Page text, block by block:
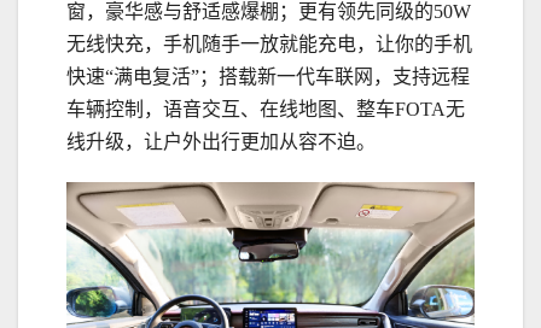
窗，豪华感与舒适感爆棚；更有领先同级的50W
无线快充，手机随手一放就能充电，让你的手机
快速“满电复活”；搭载新一代车联网，支持远程
车辆控制，语音交互、在线地图、整车FOTA无
线升级，让户外出行更加从容不迫。